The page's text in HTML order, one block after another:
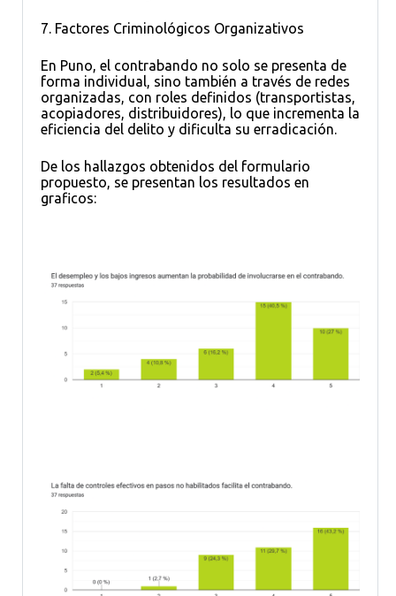
7. Factores Criminológicos Organizativos
En Puno, el contrabando no solo se presenta de
forma individual, sino también a través de redes
organizadas, con roles definidos (transportistas,
acopiadores, distribuidores), lo que incrementa la
eficiencia del delito y dificulta su erradicación.
De los hallazgos obtenidos del formulario
propuesto, se presentan los resultados en
graficos: